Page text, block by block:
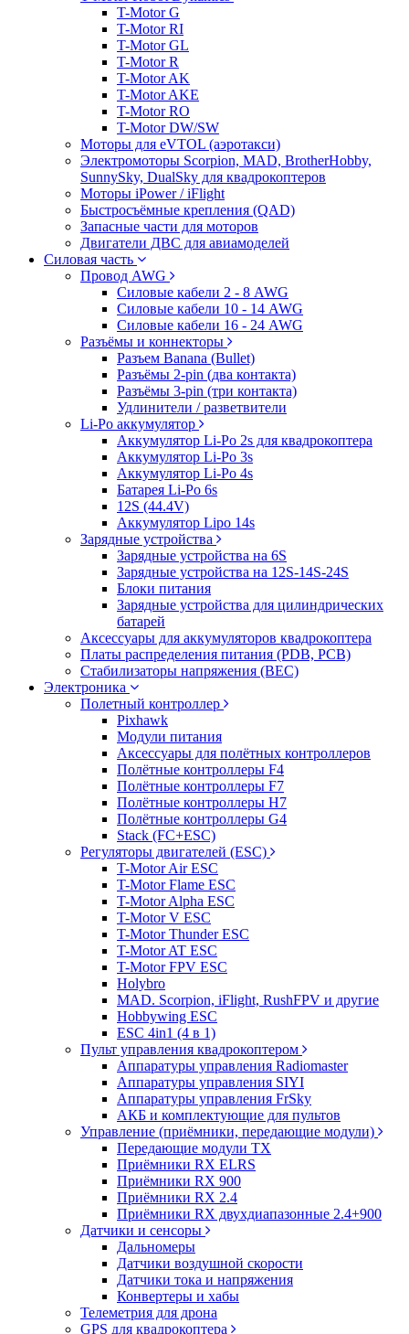
T-Motor G
T-Motor RI
T-Motor GL
T-Motor R
T-Motor AK
T-Motor AKE
T-Motor RO
T-Motor DW/SW
Моторы для eVTOL (аэротакси)
Электромоторы Scorpion, MAD, BrotherHobby,
SunnySky, DualSky для квадрокоптеров
Моторы iPower / iFlight
Быстросъёмные крепления (QAD)
Запасные части для моторов
Двигатели ДВС для авиамоделей
Силовая часть
Провод AWG
Силовые кабели 2 - 8 AWG
Силовые кабели 10 - 14 AWG
Силовые кабели 16 - 24 AWG
Разъёмы и коннекторы
Разъем Banana (Bullet)
Разъёмы 2-pin (два контакта)
Разъёмы 3-pin (три контакта)
Удлинители / разветвители
Li-Po аккумулятор
Аккумулятор Li-Po 2s для квадрокоптера
Аккумулятор Li-Po 3s
Аккумулятор Li-Po 4s
Батарея Li-Po 6s
12S (44.4V)
Аккумулятор Lipo 14s
Зарядные устройства
Зарядные устройства на 6S
Зарядные устройства на 12S-14S-24S
Блоки питания
Зарядные устройства для цилиндрических
батарей
Аксессуары для аккумуляторов квадрокоптера
Платы распределения питания (PDB, PCB)
Стабилизаторы напряжения (BEC)
Электроника
Полетный контроллер
Pixhawk
Модули питания
Аксессуары для полётных контроллеров
Полётные контроллеры F4
Полётные контроллеры F7
Полётные контроллеры H7
Полётные контроллеры G4
Stack (FC+ESC)
Регуляторы двигателей (ESC)
T-Motor Air ESC
T-Motor Flame ESC
T-Motor Alpha ESC
T-Motor V ESC
T-Motor Thunder ESC
T-Motor AT ESC
T-Motor FPV ESC
Holybro
MAD. Scorpion, iFlight, RushFPV и другие
Hobbywing ESC
ESC 4in1 (4 в 1)
Пульт управления квадрокоптером
Аппаратуры управления Radiomaster
Аппаратуры управления SIYI
Аппаратуры управления FrSky
АКБ и комплектующие для пультов
Управление (приёмники, передающие модули)
Передающие модули TX
Приёмники RX ELRS
Приёмники RX 900
Приёмники RX 2.4
Приёмники RX двухдиапазонные 2.4+900
Датчики и сенсоры
Дальномеры
Датчики воздушной скорости
Датчики тока и напряжения
Конвертеры и хабы
Телеметрия для дрона
GPS для квадрокоптера